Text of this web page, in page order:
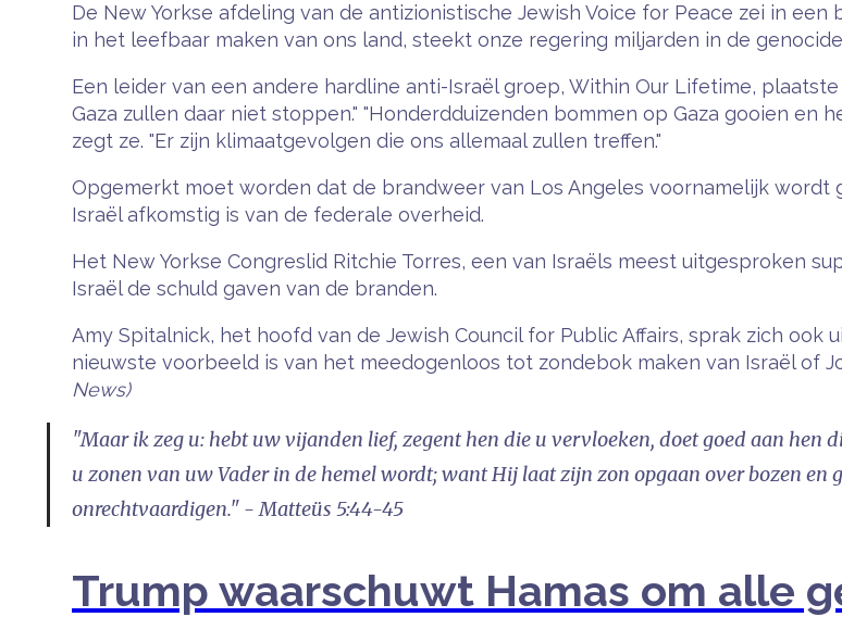
De New Yorkse afdeling van de antizionistische Jewish Voice for Peace zei in
in het leefbaar maken van ons land, steekt onze regering miljarden in de
Een leider van een andere hardline anti-Israël groep, Within Our Lifetime,
Gaza zullen daar niet stoppen." "Honderdduizenden bommen op Gaza gooien en
zegt ze. "Er zijn klimaatgevolgen die ons allemaal zullen treffen."
Opgemerkt moet worden dat de brandweer van Los Angeles voornamelijk wordt
Israël afkomstig is van de federale overheid.
Het New Yorkse Congreslid Ritchie Torres, een van Israëls meest uitgesproken
Israël de schuld gaven van de branden.
Amy Spitalnick, het hoofd van de Jewish Council for Public Affairs, sprak zich
nieuwste voorbeeld is van het meedogenloos tot zondebok maken van Israël of
News)
"Maar ik zeg u: hebt uw vijanden lief, zegent hen die u vervloeken, doet goed aan hen
u zonen van uw Vader in de hemel wordt; want Hij laat zijn zon opgaan over bozen en
onrechtvaardigen." - Matteüs 5:44-45
Trump waarschuwt Hamas om alle